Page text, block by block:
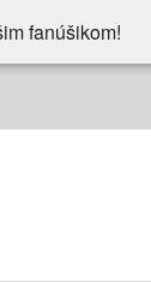
fanúšikom!